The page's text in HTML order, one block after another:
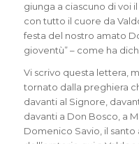
giunga a ciascuno di voi
con tutto il cuore da
festa del nostro amato
gioventù” – come ha
Vi scrivo questa lettera,
tornato dalla preghiera
davanti al Signore,
davanti a Don Bosco, a
Domenico Savio, il